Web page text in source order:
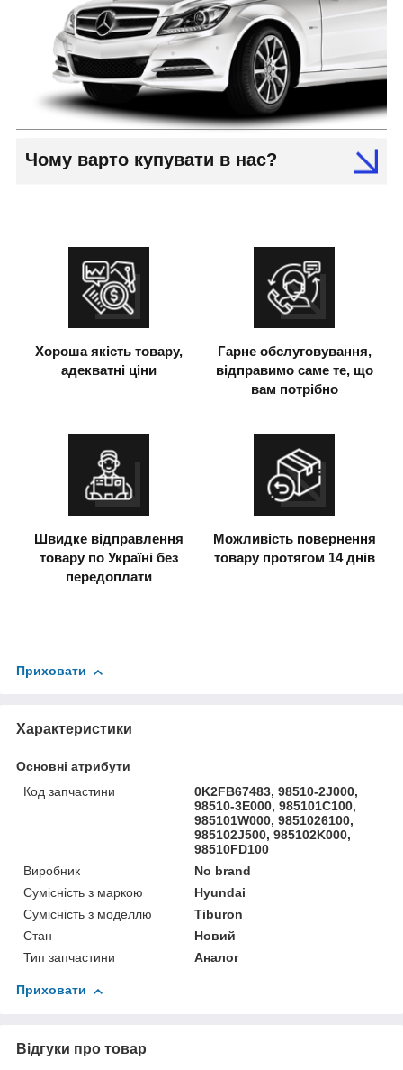
Чому варто купувати в нас?
Хороша якість товару,
адекватні ціни
Гарне обслуговування,
відправимо саме те, що
вам потрібно
Швидке відправлення
товару по Україні без
передоплати
Можливість повернення
товару протягом 14 днів
Приховати
Характеристики
Основні атрибути
Код запчастини
0K2FB67483, 98510-2J000,
98510-3E000, 985101C100,
985101W000, 9851026100,
985102J500, 985102K000,
98510FD100
Виробник
No brand
Сумісність з маркою
Hyundai
Сумісність з моделлю
Tiburon
Стан
Новий
Тип запчастини
Аналог
Приховати
Відгуки про товар